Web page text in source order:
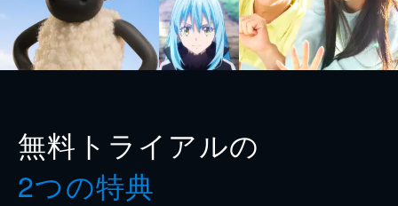
無料トライアルの
2つの特典